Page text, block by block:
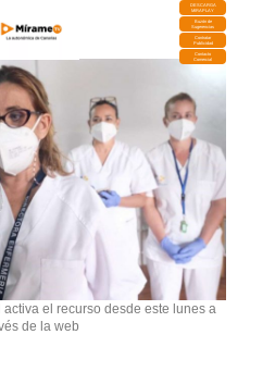
DESCARGA
MIRAPLAY
Buzón de
Sugerencias
Contratar
Publicidad
Contacto
Comercial
el recurso desde este lunes a
de la web